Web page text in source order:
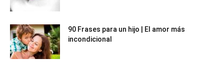
90 Frases para un hijo | El amor más
incondicional